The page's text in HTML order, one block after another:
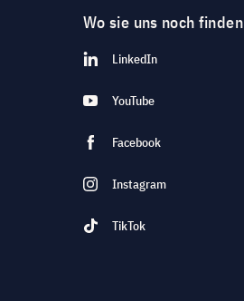
Wo sie uns noch finden
LinkedIn
YouTube
Facebook
Instagram
TikTok